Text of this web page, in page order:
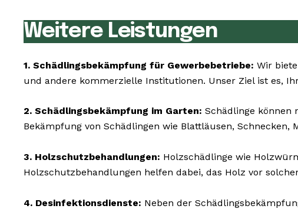
Weitere Leistungen
1. Schädlingsbekämpfung für Gewerbebetriebe: Wir
und andere kommerzielle Institutionen. Unser Ziel ist es,
2. Schädlingsbekämpfung im Garten: Schädlinge können
Bekämpfung von Schädlingen wie Blattläusen, Schnecken,
3. Holzschutzbehandlungen: Holzschädlinge wie
Holzschutzbehandlungen helfen dabei, das Holz vor
4. Desinfektionsdienste: Neben der